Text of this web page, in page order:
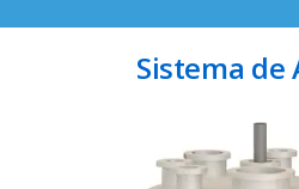
Sistema de